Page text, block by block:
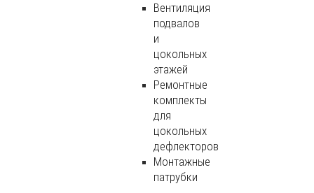
Вентиляция
подвалов
и
цокольных
этажей
Ремонтные
комплекты
для
цокольных
дефлекторов
Монтажные
патрубки